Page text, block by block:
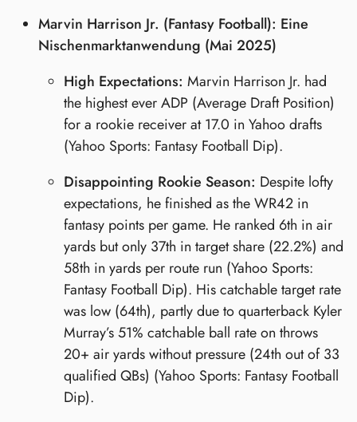
Marvin Harrison Jr. (Fantasy Football): Eine
Nischenmarktanwendung (Mai 2025)
High Expectations: Marvin Harrison Jr. had
the highest ever ADP (Average Draft Position)
for a rookie receiver at 17.0 in Yahoo drafts
(Yahoo Sports: Fantasy Football Dip).
Disappointing Rookie Season: Despite lofty
expectations, he finished as the WR42 in
fantasy points per game. He ranked 6th in air
yards but only 37th in target share (22.2%) and
58th in yards per route run (Yahoo Sports:
Fantasy Football Dip). His catchable target rate
was low (64th), partly due to quarterback Kyler
Murray’s 51% catchable ball rate on throws
20+ air yards without pressure (24th out of 33
qualified QBs) (Yahoo Sports: Fantasy Football
Dip).